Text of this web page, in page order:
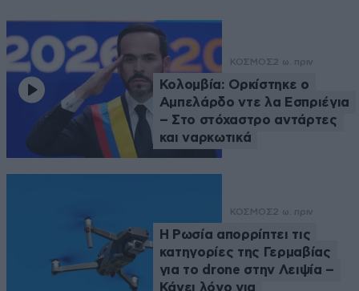
ΚΟΣΜΟΣ2 ω. πριν
Κολομβία: Ορκίστηκε ο
Αμπελάρδο ντε λα Εσπριέγια
– Στο στόχαστρο αντάρτες
και ναρκωτικά
ΚΟΣΜΟΣ2 ω. πριν
Η Ρωσία απορρίπτει τις
κατηγορίες της Γερμαβίας
για το drone στην Λειψία –
Κάνει λόγο για